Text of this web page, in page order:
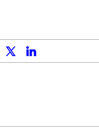
x.com linkedin